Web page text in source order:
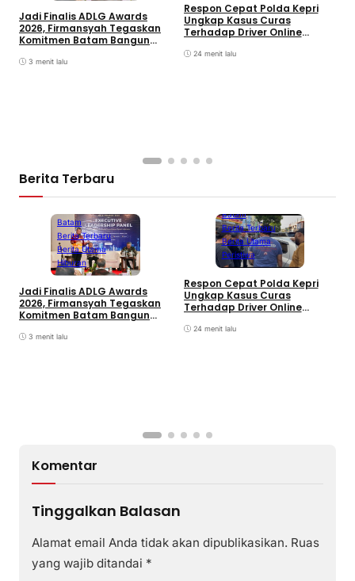
Jadi Finalis ADLG Awards
2026, Firmansyah Tegaskan
Komitmen Batam Bangun
3 menit lalu
Respon Cepat Polda Kepri
Ungkap Kasus Curas
Terhadap Driver Online
24 menit lalu
Berita Terbaru
Batam
Berita Terbaru
Berita Utama
Hiburan
Jadi Finalis ADLG Awards
2026, Firmansyah Tegaskan
Komitmen Batam Bangun
3 menit lalu
Batam
Berita Terbaru
Berita Utama
Peristiwa
Respon Cepat Polda Kepri
Ungkap Kasus Curas
Terhadap Driver Online
24 menit lalu
Komentar
Tinggalkan Balasan
Alamat email Anda tidak akan dipublikasikan. Ruas
yang wajib ditandai *